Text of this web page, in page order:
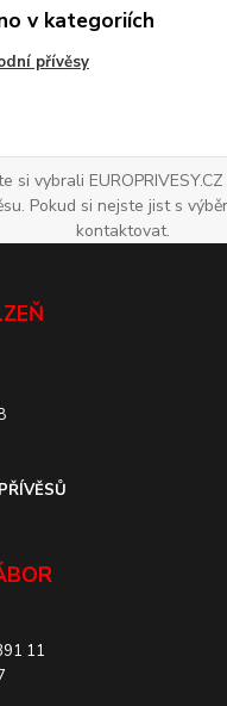
v kategoriích
přívěsy
si vybrali
Pokud si nejste jist s
kontaktovat.
11